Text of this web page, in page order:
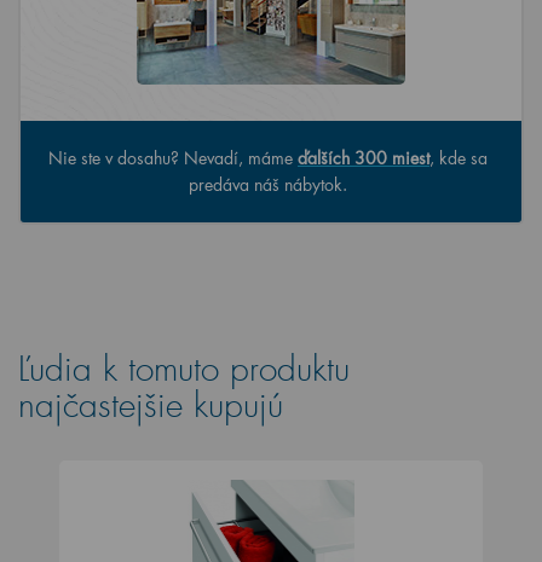
Nie ste v dosahu? Nevadí, máme ďalších 300 miest, kde sa
predáva náš nábytok.
Ľudia k tomuto produktu
najčastejšie kupujú